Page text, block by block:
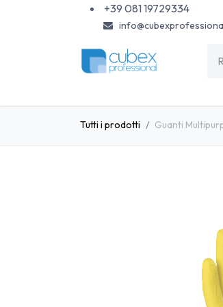
+39 081 19729334
Tutti i prodotti Guanti